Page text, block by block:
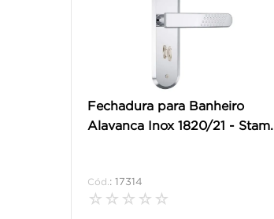
Fechadura para Banheiro
Alavanca Inox 1820/21 - Stam.
: 17314
☆ ☆ ☆ ☆ ☆